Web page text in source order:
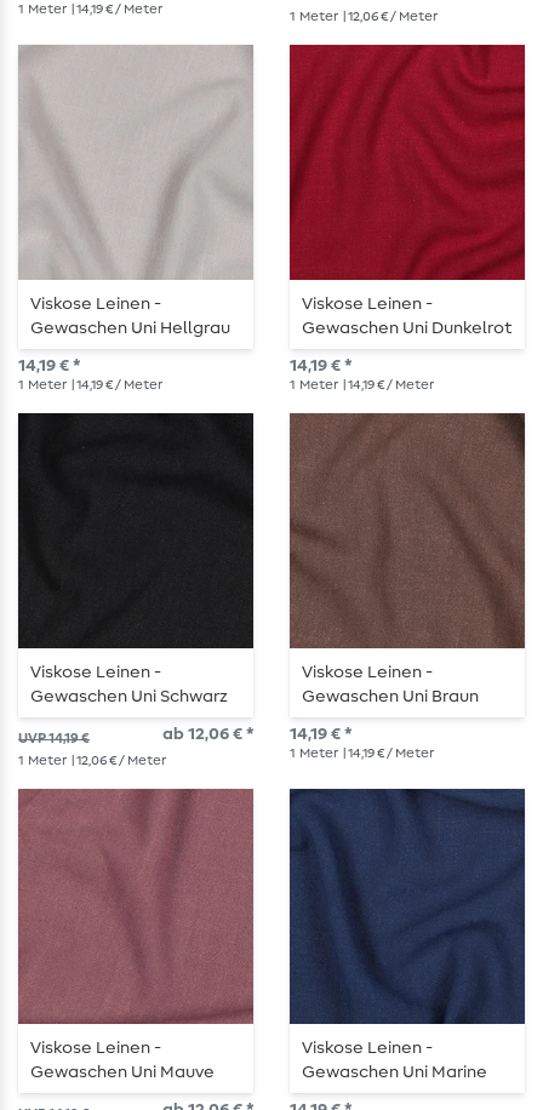
1 Meter | 14,19 € / Meter
1 Meter | 12,06 € / Meter
Viskose Leinen -
Gewaschen Uni Hellgrau
14,19 € *
1 Meter | 14,19 € / Meter
Viskose Leinen -
Gewaschen Uni Dunkelrot
14,19 € *
1 Meter | 14,19 € / Meter
Viskose Leinen -
Gewaschen Uni Schwarz
UVP 14,19 € ab 12,06 € *
1 Meter | 12,06 € / Meter
Viskose Leinen -
Gewaschen Uni Braun
14,19 € *
1 Meter | 14,19 € / Meter
Viskose Leinen -
Gewaschen Uni Mauve
Viskose Leinen -
Gewaschen Uni Marine